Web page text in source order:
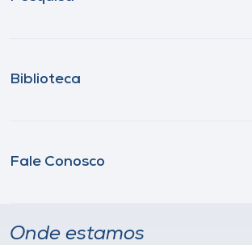
Biblioteca
Fale Conosco
Onde estamos